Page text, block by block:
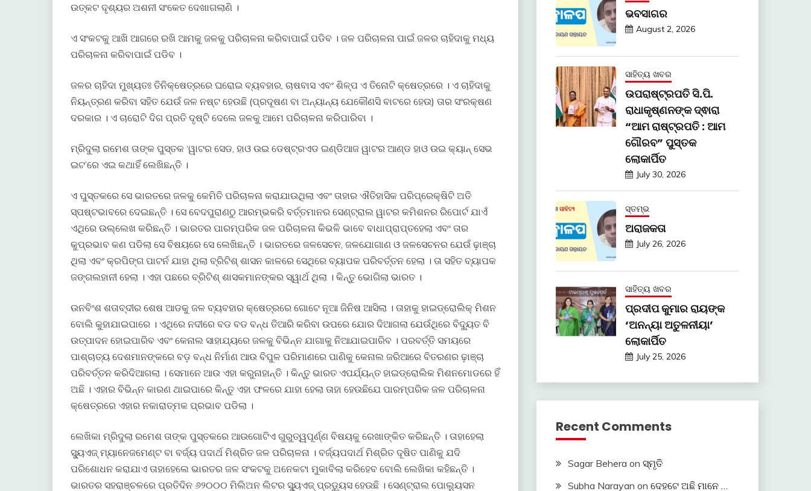
ଉତ୍କଟ ଦୃଶ୍ୟର ଅଶନୀ ସଂକେତ ଦେଖାଗଲାଣି ।
ଏ ସଂକଟକୁ ଆଖି ଆଗରେ ରଖି ଆମକୁ ଜଳକୁ ପରିଚାଳନା କରିବାପାଇଁ ପଡିବ । ଜଳ ପରିଚାଳନା ପାଇଁ ଜଳର ଚାହିଦାକୁ ମଧ୍ୟ
ପରିଚାଳନା କରିବାପାଇଁ ପଡିବ ।
ଜଳର ଚାହିଦା ମୁଖ୍ୟତଃ ତିନିକ୍ଷେତ୍ରରେ ଘରୋଇ ବ୍ୟବହାର, ଚାଷବାସ ଏବଂ ଶିଳ୍ପ ଏ ତିନୋଟି କ୍ଷେତ୍ରରେ । ଏ ଚାହିଦାକୁ
ନିୟନ୍ତ୍ରଣ କରିବା ସହିତ ଯେଉଁ ଜଳ ନଷ୍ଟ ହେଉଛି (ପ୍ରଦୂଷଣ ବା ଅନ୍ୟାନ୍ୟ ଯେକୌଣସି ବାଟରେ ହେଉ) ତାର ସଂରକ୍ଷଣ
ଦରକାର । ଏ ଚାରୋଟି ଦିଗ ପ୍ରତି ଦୃଷ୍ଟି ଦେଲେ ଜଳକୁ ଆମେ ପରିଚାଳନା କରିପାରିବା ।
ମ୍ରିଦୁଲା ରମେଶ ତାଙ୍କ ପୁସ୍ତକ ‘ୱାଟର ସେଡ, ହାଓ ଉଇ ଡେଷ୍ଟ୍ରଏଡ ଇଣ୍ଡିଆଜ ୱାଟର ଆଣ୍ଡ ହାଓ ଉଇ କ୍ୟାନ୍ ସେଭ
ଇଟ’ରେ ଏଇ କଥାହିଁ ଲେଖିଛନ୍ତି ।
ଏ ପୁସ୍ତକରେ ସେ ଭାରତରେ ଜଳକୁ କେମିତି ପରିଚାଳନା କରାଯାଉଥିଲା ଏବଂ ତାହାର ଐତିହାସିକ ପରିପ୍ରେକ୍ଷିଟି ଅତି
ସ୍ପଷ୍ଟଭାବରେ ଦେଇଛନ୍ତି । ସେ ବେଦପୁରାଣଠୁ ଆରମ୍ଭକରି ବର୍ତ୍ତମାନର ସେଣ୍ଟ୍ରାଲ ୱାଟର କମିଶନର ରିପୋର୍ଟ ଯାଏଁ
ଏଥିରେ ଉଲ୍ଲେଖ କରିଛନ୍ତି । ଭାରତର ପାରମ୍ପରିକ ଜଳ ପରିଚାଳନା କିଭଳି ଭାବେ ବାଧାପ୍ରାପ୍ତହେଲା ଏବଂ ତାର
କୁପ୍ରଭାବ କଣ ପଡିଲା ସେ ବିଷୟରେ ସେ ଲେଖିଛନ୍ତି । ଭାରତରେ ଜଳସେଚନ, ଜଳଯୋଗାଣ ଓ ଜଳସେଚନର ଯେଉଁ ଢ଼ାଞ୍ଚା
ଥିଲା ଏବଂ କ୍ରପିଙ୍ଗ ପାଟର୍ନ ଯାହା ଥିଲା ବ୍ରିଟିଶ୍ ଶାସନ କାଳରେ ସେଥିରେ ବ୍ୟାପକ ପରିବର୍ତ୍ତନ ହେଲା । ତା ସହିତ ବ୍ୟାପକ
ଜଙ୍ଗଲହାନୀ ହେଲା । ଏହା ପଛରେ ବ୍ରିଟିଶ୍ ଶାସକମାନଙ୍କର ସ୍ୱାର୍ଥ ଥିଲା । କିନ୍ତୁ ଭୋଗିଲା ଭାରତ ।
ଉନବିଂଶ ଶତାବ୍ଦୀର ଶେଷ ଆଡକୁ ଜଳ ବ୍ୟବହାର କ୍ଷେତ୍ରରେ ଗୋଟେ ନୂଆ ଜିନିଷ ଆସିଲା । ତାହାକୁ ହାଇଡ୍ରୋଲିକ୍ ମିଶନ
ବୋଲି କୁହାଯାଇପାରେ । ଏଥିରେ ନଦୀରେ ବଡ ବଡ ବନ୍ଧ ତିଆରି କରିବା ଉପରେ ଯୋର ଦିଆଗଲା ଯେଉଁଥିରେ ବିଦ୍ୟୁତ ବି
ଉତ୍ପାଦନ ହୋଇପାରିବ ଏବଂ କେନାଲ ସାହାଯ୍ୟରେ ଜଳକୁ ବିଭିନ୍ନ ଯାଗାକୁ ନିଆଯାଇପାରିବ । ପରବର୍ତ୍ତି ସମୟରେ
ପାଶ୍ଚାତ୍ୟ ଦେଶମାନଙ୍କରେ ବଡ଼ ବନ୍ଧ ନିର୍ମାଣ ଆଉ ବିପୁଳ ପରିମାଣରେ ପାଣିକୁ କେନାଲ ଜରିଆରେ ବିତରଣର ଢ଼ାଞ୍ଚା
ପରିବର୍ତ୍ତନ କରିଦିଆଗଲା । ସେମାନେ ଆଉ ଏହା କରୁନାହାନ୍ତି । କିନ୍ତୁ ଭାରତ ଏପର୍ଯ୍ୟନ୍ତ ହାଇଡ୍ରୋଲିକ ମିଶନମୋଡରେ ହିଁ
ଅଛି । ଏହାର ବିଭିନ୍ନ କାରଣ ଥାଇପାରେ କିନ୍ତୁ ଏହା ଫଳରେ ଯାହା ହେଲା ତାହା ହେଉଛିଯେ ପାରମ୍ପରିକ ଜଳ ପରିଚାଳନା
କ୍ଷେତ୍ରରେ ଏହାର ନକାରାତ୍ମକ ପ୍ରଭାବ ପଡିଲା ।
ଲେଖିକା ମ୍ରିଦୁଲା ରମେଶ ତାଙ୍କ ପୁସ୍ତକରେ ଆଉଗୋଟିଏ ଗୁରୁତ୍ୱପୂର୍ଣ୍ଣ ବିଷୟକୁ ରେଖାଙ୍କିତ କରିଛନ୍ତି । ତାହାହେଲା
ସ୍ୟୁଏଜ୍ ମ୍ୟାନେଜମେଣ୍ଟ ବା ବର୍ଜ୍ୟ ପଦାର୍ଥ ମିଶ୍ରିତ ଜଳ ପରିଚାଳନା । ବର୍ଜ୍ୟପଦାର୍ଥ ମିଶ୍ରିତ ଦୂଷିତ ପାଣିକୁ ଯଦି
ପରିଶୋଧନ କରାଯାଏ ତାହାହେଲେ ଭାରତର ଜଳ ସଂକଟକୁ ଅନେକଟା ମୁକାବିଲା କରିହେବ ବୋଲି ଲେଖିକା କହିଛନ୍ତି ।
ଭାରତର ସହରାଞ୍ଚଳରେ ପ୍ରତିଦିନ ୬୨୦୦୦ ମିଲିଅନ ଲିଟର ସ୍ୟୁଏଜ୍ ପ୍ରଡ୍ୟୁସ ହେଉଛି । ସେଣ୍ଟ୍ରାଲ ପୋଲ୍ୟୁସନ
ଭବସାଗର
August 2, 2026
ସାହିତ୍ୟ ଖବର
ଉପରାଷ୍ଟ୍ରପତି ସି.ପି.
ରାଧାକୃଷ୍ଣନଙ୍କ ଦ୍ଵାରା
“ଆମ ରାଷ୍ଟ୍ରପତି : ଆମ
ଗୌରବ” ପୁସ୍ତକ
ଲୋକାର୍ପିତ
July 30, 2026
ସ୍ତମ୍ଭ
ଅରାଜକତା
July 26, 2026
ସାହିତ୍ୟ ଖବର
ପ୍ରଦୀପ କୁମାର ରାୟଙ୍କ
‘ଅନନ୍ୟା ଅତୁଳନୀୟା’
ଲୋକାର୍ପିତ
July 25, 2026
Recent Comments
Sagar Behera on ସ୍ମୃତି
Subha Narayan on ଦେହଟେ ଅଛି ମାନେ …